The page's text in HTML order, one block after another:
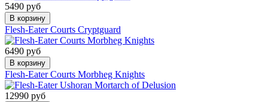
5490 руб
В корзину
Flesh-Eater Courts Cryptguard
6490 руб
В корзину
Flesh-Eater Courts Morbheg Knights
12990 руб